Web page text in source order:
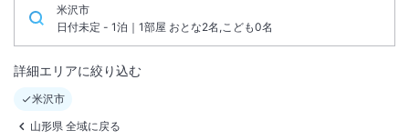
米沢市
日付未定 - 1泊｜1部屋 おとな2名,こども0名
詳細エリアに絞り込む
米沢市
山形県 全域に戻る